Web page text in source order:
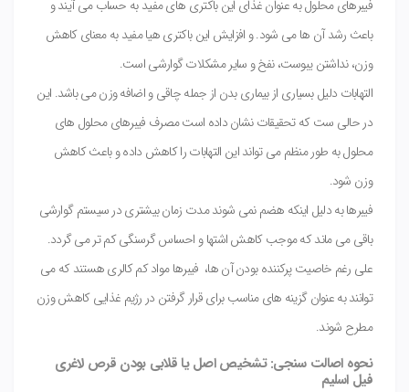
فیبرهای محلول به عنوان غذای این باکتری های مفید به حساب می آیند و
باعث رشد آن ها می شود. و افزایش این باکتری هیا مفید به معنای کاهش
وزن، نداشتن یبوست، نفخ و سایر مشکلات گوارشی است.
التهابات دلیل بسیاری از بیماری بدن از جمله چاقی و اضافه وزن می باشد. این
در حالی ست که تحقیقات نشان داده است مصرف فیبرهای محلول های
محلول به طور منظم می تواند این التهابات را کاهش داده و باعث کاهش
وزن شود.
فیبرها به دلیل اینکه هضم نمی شوند مدت زمان بیشتری در سیستم گوارشی
باقی می ماند که موجب کاهش اشتها و احساس گرسنگی کم تر می گردد.
علی رغم خاصیت پرکننده بودن آن ها، فیبرها مواد کم کالری هستند که می
توانند به عنوان گزینه های مناسب برای قرار گرفتن در رژیم غذایی کاهش وزن
مطرح شوند.
نحوه اصالت سنجی: تشخیص اصل یا قلابی بودن قرص لاغری
فیل اسلیم